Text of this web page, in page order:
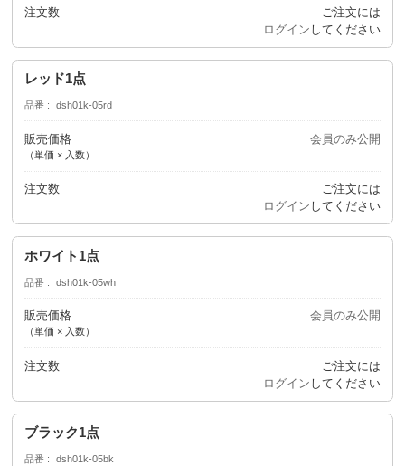
注文数
ご注文には
ログイン してください
レッド1点
品番 dsh01k-05rd
販売価格
（単価 × 入数）
会員のみ公開
注文数
ご注文には
ログイン してください
ホワイト1点
品番 dsh01k-05wh
販売価格
（単価 × 入数）
会員のみ公開
注文数
ご注文には
ログイン してください
ブラック1点
品番 dsh01k-05bk